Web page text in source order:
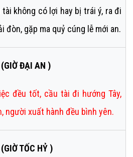
tài không có lợi hay bị trái ý, ra đi
đòn, gặp ma quỷ cúng lễ mới an.
ĐẠI AN )
đều tốt, cầu tài đi hướng Tây,
người xuất hành đều bình yên.
TỐC HỶ )